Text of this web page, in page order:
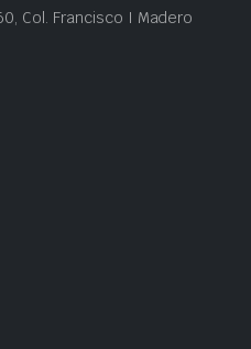
Col. Francisco I Madero